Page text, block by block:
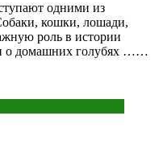
одними из
кошки, лошади,
роль в истории
и о домашних голубях ……